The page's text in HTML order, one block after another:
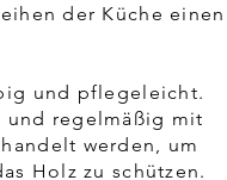
der Küche einen
und pflegeleicht.
und regelmäßig mit
werden, um
Holz zu schützen.